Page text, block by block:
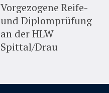
Vorgezogene Reife-
und Diplomprüfung
an der HLW
Spittal/Drau